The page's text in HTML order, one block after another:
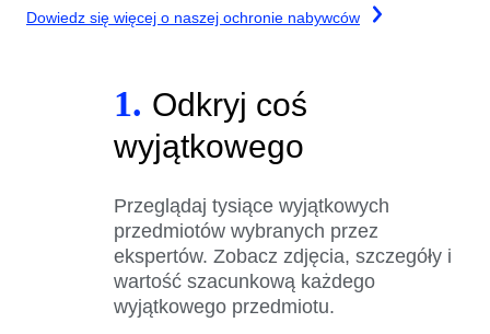
Dowiedz się więcej o naszej ochronie nabywców
1. Odkryj coś
wyjątkowego
Przeglądaj tysiące wyjątkowych
przedmiotów wybranych przez
ekspertów. Zobacz zdjęcia, szczegóły i
wartość szacunkową każdego
wyjątkowego przedmiotu.